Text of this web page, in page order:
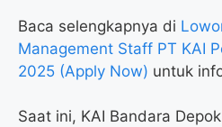
Baca selengkapnya di
Management Staff PT KAI
2025 (Apply Now) untuk
Saat ini, KAI Bandara